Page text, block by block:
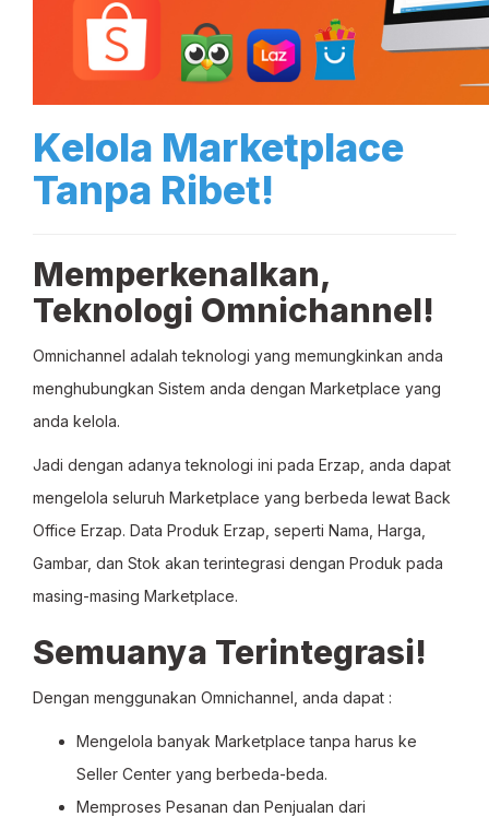
Kelola Marketplace
Tanpa Ribet!
Memperkenalkan,
Teknologi Omnichannel!
Omnichannel adalah teknologi yang memungkinkan anda
menghubungkan Sistem anda dengan Marketplace yang
anda kelola.
Jadi dengan adanya teknologi ini pada Erzap, anda dapat
mengelola seluruh Marketplace yang berbeda lewat Back
Office Erzap. Data Produk Erzap, seperti Nama, Harga,
Gambar, dan Stok akan terintegrasi dengan Produk pada
masing-masing Marketplace.
Semuanya Terintegrasi!
Dengan menggunakan Omnichannel, anda dapat :
Mengelola banyak Marketplace tanpa harus ke
Seller Center yang berbeda-beda.
Memproses Pesanan dan Penjualan dari